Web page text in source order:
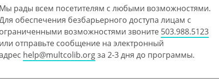
рады всем посетителям с любыми возможностями.
обеспечения безбарьерного доступа лицам с
возможностями звоните 503.988.5123
отправьте сообщение на электронный
help@multcolib.orgза 2-3 дня до программы.